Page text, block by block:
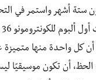
ستة أشهر واستمر في
أن كل واحدة منها
الحظ، أن تكون موسيقيًا